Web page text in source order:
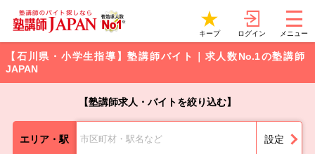
キープ ログイン メニュー
【石川県・小学生指導】塾講師バイト｜求人数No.1の塾講師
JAPAN
【塾講師求人・バイトを絞り込む】
エリア・駅 市区町材・駅名など 設定